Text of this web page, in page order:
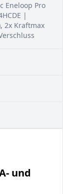
Eneloop Pro
|
2x Kraftmax
und